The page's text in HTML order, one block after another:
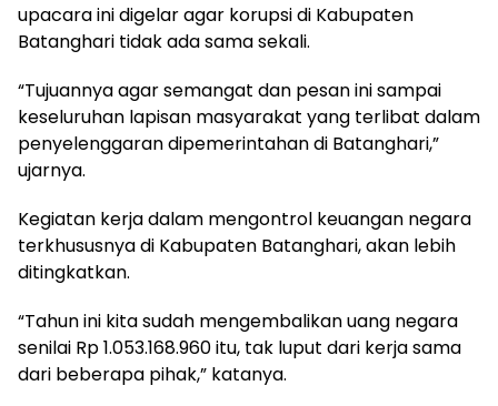
upacara ini digelar agar korupsi di Kabupaten
Batanghari tidak ada sama sekali.
“Tujuannya agar semangat dan pesan ini sampai
keseluruhan lapisan masyarakat yang terlibat dalam
penyelenggaran dipemerintahan di Batanghari,”
ujarnya.
Kegiatan kerja dalam mengontrol keuangan negara
terkhususnya di Kabupaten Batanghari, akan lebih
ditingkatkan.
“Tahun ini kita sudah mengembalikan uang negara
senilai Rp 1.053.168.960 itu, tak luput dari kerja sama
dari beberapa pihak,” katanya.